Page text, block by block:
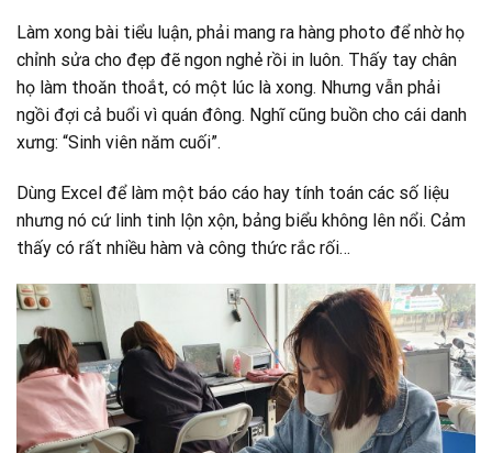
Làm xong bài tiểu luận, phải mang ra hàng photo để nhờ họ
chỉnh sửa cho đẹp đẽ ngon nghẻ rồi in luôn. Thấy tay chân
họ làm thoăn thoắt, có một lúc là xong. Nhưng vẫn phải
ngồi đợi cả buổi vì quán đông. Nghĩ cũng buồn cho cái danh
xưng: “Sinh viên năm cuối”.
Dùng Excel để làm một báo cáo hay tính toán các số liệu
nhưng nó cứ linh tinh lộn xộn, bảng biểu không lên nổi. Cảm
thấy có rất nhiều hàm và công thức rắc rối…